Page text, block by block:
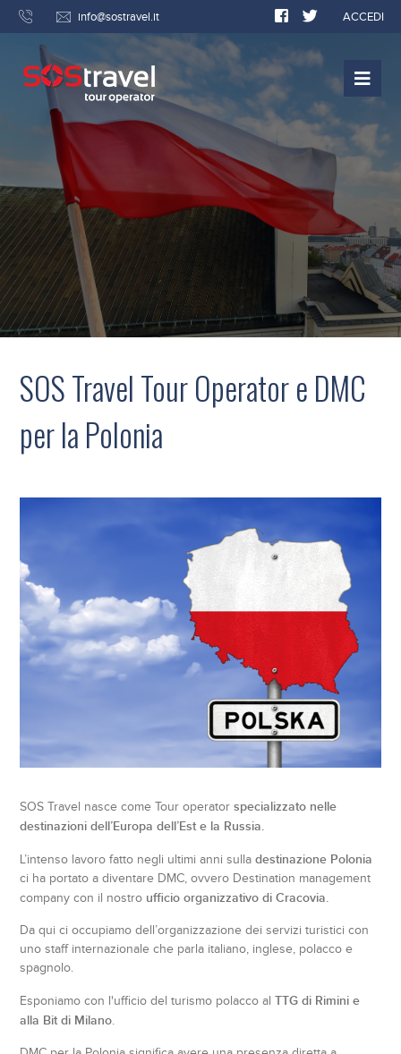
info@sostravel.it ACCEDI
SOS Travel Tour Operator e DMC
per la Polonia
SOS Travel nasce come Tour operatorspecializzato nelle
destinazioni dell’Europa dell’Est e la Russia.
L’intenso lavoro fatto negli ultimi anni sulladestinazione Polonia
ci ha portato a diventare DMC, ovvero Destination management
company con il nostro ufficio organizzativo di Cracovia.
Da qui ci occupiamo dell’organizzazione dei servizi turistici con
uno staff internazionale che parla italiano, inglese, polacco e
spagnolo.
Esponiamo con l'ufficio del turismo polacco alTTG di Rimini e
alla Bit di Milano.